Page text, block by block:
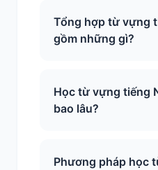
Tổng hợp từ vựng
gồm những gì?
Học từ vựng tiếng
bao lâu?
Phương pháp học